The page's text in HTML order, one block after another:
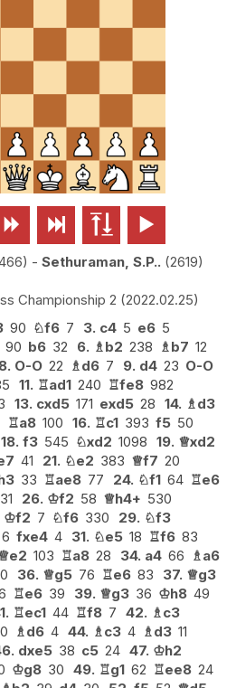
   
- Sethuraman, S.P.. 2619
Championship 2 2022.02.25
90 ♘f6 7 3. c4 5 e6 5
90 b6 32 6. ♗ b2 238 ♗ b7 12
8. O-O 22 ♗ d6 7 9. d4 23 O-O
11. ♖ad1 240 ♖fe8 982
13. cxd5 171 exd5 28 14. ♗ d3
♖a8 100 16. ♖c1 393 f5 50
18. f3 545 ♘xd2 1098 19. ♕xd2
41 21. ♘e2 383 ♕f7 20
33 ♖ae8 77 24. ♘f1 64 ♖e6
26. ♔f2 58 ♕h4+ 530
♔f2 7 ♘f6 330 29. ♘f3
6 fxe4 4 31. ♘e5 18 ♖f6 83
e2 103 ♖a8 28 34. a4 66 ♗ a6
36. ♕g5 76 ♖e6 83 37. ♕g3
♖e6 39 39. ♕g3 36 ♔h8 49
♖ec1 44 ♖f8 7 42. ♗ c3
♗ d6 4 44. ♗ c3 4 ♗ d3 11
dxe5 38 c5 24 47. ♔h2
♔g8 30 49. ♖g1 62 ♖ee8 24